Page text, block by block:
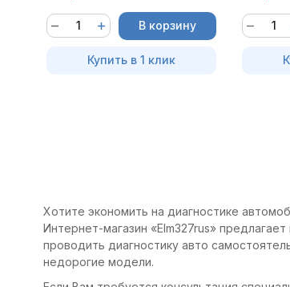
В корзину
Купить в 1 клик
Хотите экономить на диагностике
Интернет-магазин «Elm327rus»
проводить диагностику авто
недорогие модели.